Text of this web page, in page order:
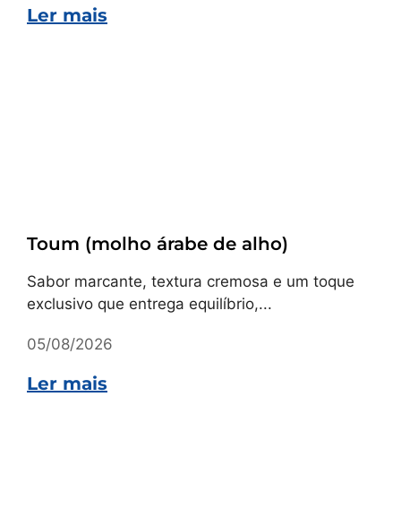
Ler mais
Toum (molho árabe de alho)
Sabor marcante, textura cremosa e um toque
exclusivo que entrega equilíbrio,...
05/08/2026
Ler mais